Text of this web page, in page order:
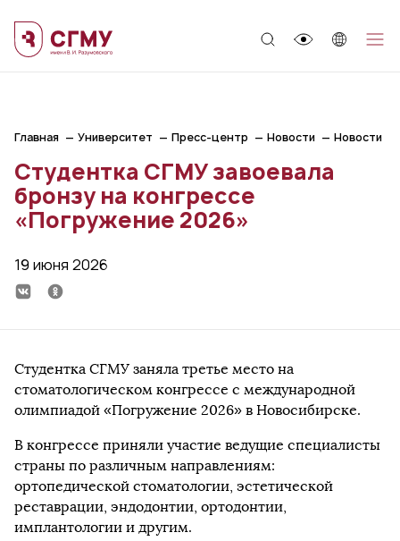
Главная Университет Пресс-центр Новости Новости
Студентка СГМУ завоевала
бронзу на конгрессе
«Погружение 2026»
19 июня 2026
Студентка СГМУ заняла третье место на
стоматологическом конгрессе с международной
олимпиадой «Погружение 2026» в Новосибирске.
В конгрессе приняли участие ведущие специалисты
страны по различным направлениям:
ортопедической стоматологии, эстетической
реставрации, эндодонтии, ортодонтии,
имплантологии и другим.